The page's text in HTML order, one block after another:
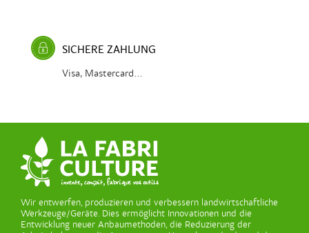
SICHERE ZAHLUNG
Visa, Mastercard...
Wir entwerfen, produzieren und verbessern landwirtschaftliche
Werkzeuge/Geräte. Dies ermöglicht Innovationen und die
Entwicklung neuer Anbaumethoden, die Reduzierung der